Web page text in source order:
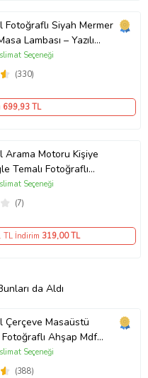
Fotoğraflı Siyah Mermer
Lambası – Yazılı
LED Gece Lambası
(330)
Seçeneği
699,93 TL
Arama Motoru Kişiye
Temalı Fotoğraflı
En Güzel Kızı
Hediye Masaüstü
(7)
Seçeneği
TL İndirim 319,00 TL
da Aldı
Çerçeve Masaüstü
Ahşap Mdf
Çerçeve
(388)
Seçeneği